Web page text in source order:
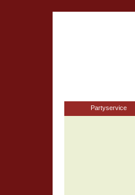
Partyservice